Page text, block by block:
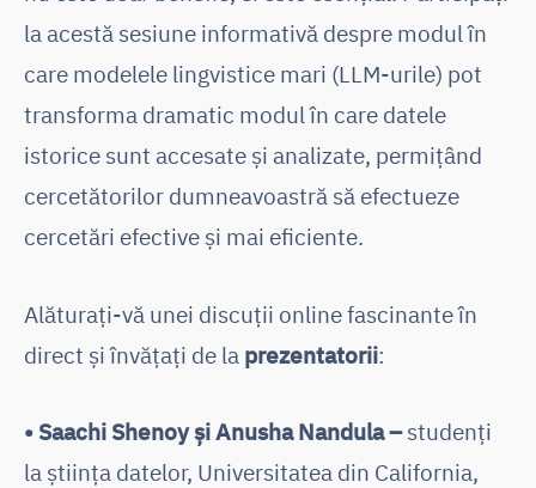
la acestă sesiune informativă despre modul în
care modelele lingvistice mari (LLM-urile) pot
transforma dramatic modul în care datele
istorice sunt accesate și analizate, permițând
cercetătorilor dumneavoastră să efectueze
cercetări efective și mai eficiente.
Alăturați-vă unei discuții online fascinante în
direct și învățați de la prezentatorii:
• Saachi Shenoy și Anusha Nandula –studenți
la știința datelor, Universitatea din California,